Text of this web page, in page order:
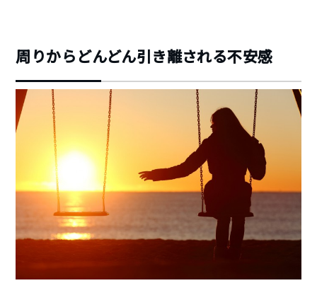
周りからどんどん引き離される不安感